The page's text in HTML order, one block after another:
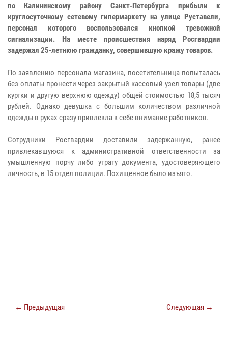
по Калининскому району Санкт-Петербурга прибыли к
круглосуточному сетевому гипермаркету на улице Руставели,
персонал которого воспользовался кнопкой тревожной
сигнализации. На месте происшествия наряд Росгвардии
задержал 25-летнюю гражданку, совершившую кражу товаров.
По заявлению персонала магазина, посетительница попыталась
без оплаты пронести через закрытый кассовый узел товары (две
куртки и другую верхнюю одежду) общей стоимостью 18,5 тысяч
рублей. Однако девушка с большим количеством различной
одежды в руках сразу привлекла к себе внимание работников.
Сотрудники Росгвардии доставили задержанную, ранее
привлекавшуюся к административной ответственности за
умышленную порчу либо утрату документа, удостоверяющего
личность, в 15 отдел полиции. Похищенное было изъято.
← Предыдущая Следующая →